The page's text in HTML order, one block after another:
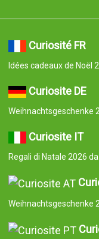
Curiosité FR
Idées cadeaux de Noël
Curiosite DE
Weihnachtsgeschenke
Curiosite IT
Regali di Natale 2026
Weihnachtsgeschenke